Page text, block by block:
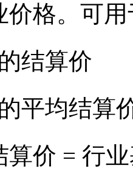
价格。可
结算价
平均结算
算价 = 行